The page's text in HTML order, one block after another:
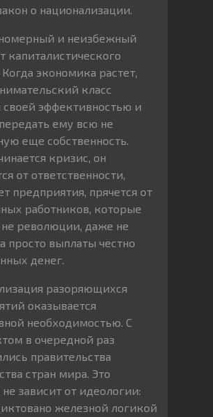
о национализации.
и неизбежный
капиталистического
экономика растет,
класс
своей эффективностью и
ему всю не
еще собственность.
кризис, он
от ответственности,
предприятия, прячется от
работников, которые
революции, даже не
просто выплаты честно
денег.
разоряющихся
оказывается
необходимостью. С
в очередной раз
правительства
стран мира. Это
зависит от идеологии:
железной логикой